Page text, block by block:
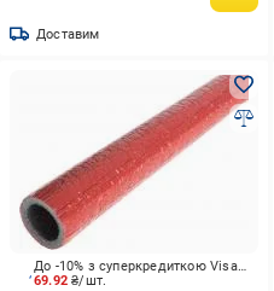
Доставим
69.92₴/шт.
До -10% з суперкредиткою Visa Вигода